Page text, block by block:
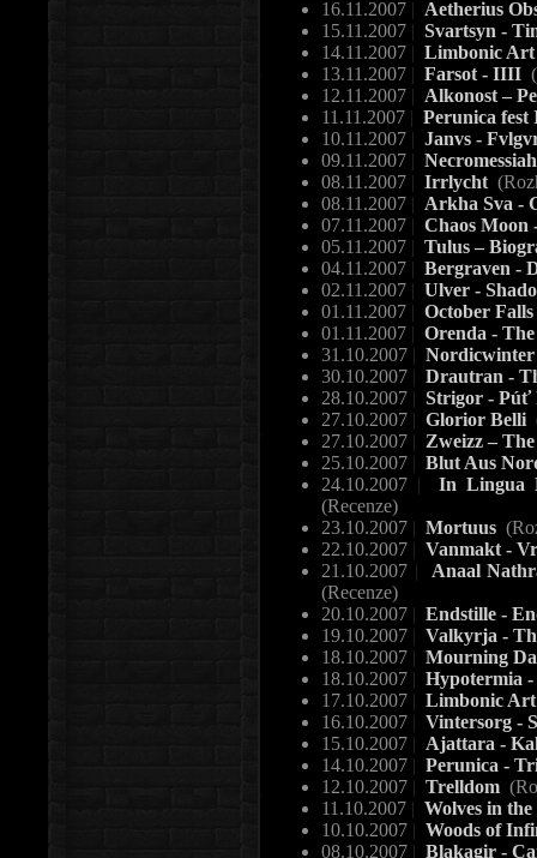
16.11.2007 | Aetherius
15.11.2007 | Svartsyn -
14.11.2007 | Limbonic
13.11.2007 | Farsot - IIII
12.11.2007 | Alkonost –
11.11.2007 | Perunica
10.11.2007 | Janvs -
09.11.2007 |
08.11.2007 | Irrlycht
08.11.2007 | Arkha Sva -
07.11.2007 | Chaos Moon
05.11.2007 | Tulus –
04.11.2007 | Bergraven -
02.11.2007 | Ulver -
01.11.2007 | October Falls
01.11.2007 | Orenda -
31.10.2007 |
30.10.2007 | Drautran -
28.10.2007 | Strigor - Púť
27.10.2007 | Glorior Belli
27.10.2007 | Zweizz –
25.10.2007 | Blut Aus
24.10.2007 |
In Lingua
(Recenze)
23.10.2007 | Mortuus
22.10.2007 | Vanmakt -
21.10.2007 |
Anaal
(Recenze)
20.10.2007 | Endstille -
19.10.2007 | Valkyrja -
18.10.2007 | Mourning
18.10.2007 | Hypotermia
17.10.2007 | Limbonic
16.10.2007 | Vintersorg -
15.10.2007 | Ajattara -
14.10.2007 | Perunica -
12.10.2007 | Trelldom
11.10.2007 | Wolves in
10.10.2007 | Woods of
08.10.2007 | Blakagir -